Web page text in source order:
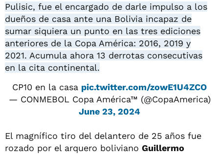
Pulisic, fue el encargado de darle impulso a los
dueños de casa ante una Bolivia incapaz de
sumar siquiera un punto en las tres ediciones
anteriores de la Copa América: 2016, 2019 y
2021. Acumula ahora 13 derrotas consecutivas
en la cita continental.
CP10 en la casa pic.twitter.com/zowE1U4ZCO
— CONMEBOL Copa América™ (@CopaAmerica)
June 23, 2024
El magnífico tiro del delantero de 25 años fue
rozado por el arquero boliviano Guillermo